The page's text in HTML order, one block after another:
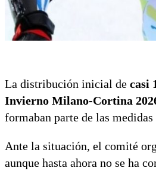
La distribución inicial de casi
Invierno Milano-Cortina
formaban parte de las
Ante la situación, el comité
aunque hasta ahora no se ha